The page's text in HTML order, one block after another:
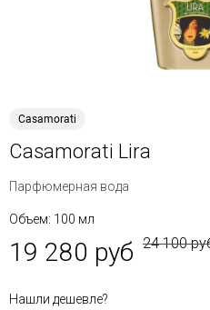
Casamorati
Casamorati Lira
Парфюмерная вода
Объем: 100 мл
19 280 руб 24 100
Нашли дешевле?